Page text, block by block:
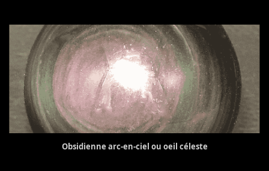
Obsidienne arc-en-ciel ou oeil céleste